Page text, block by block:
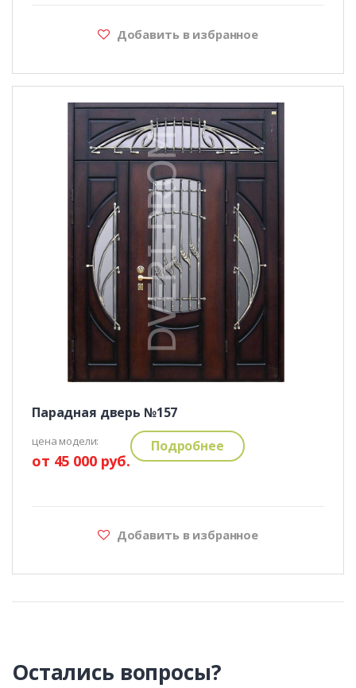
Добавить в избранное
Парадная дверь №157
цена модели:
от 45 000 руб.
Подробнее
Добавить в избранное
Остались вопросы?